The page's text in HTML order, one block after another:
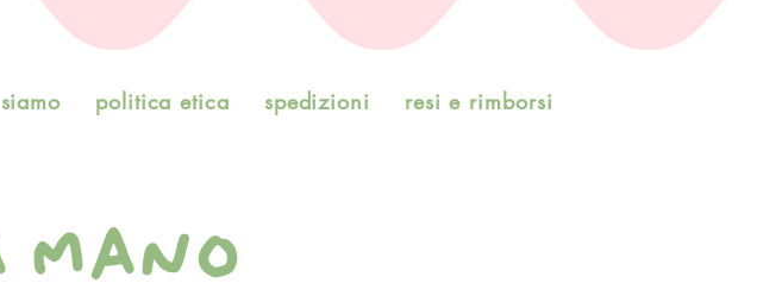
politica etica spedizioni resi e rimborsi